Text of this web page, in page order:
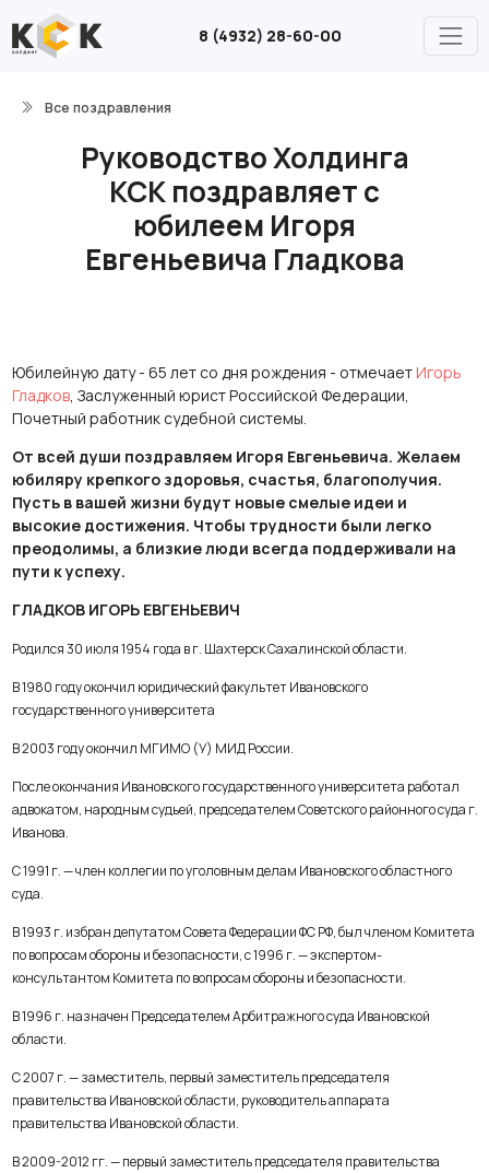
8 (4932) 28-60-00
Все поздравления
Руководство Холдинга
КСК поздравляет с
юбилеем Игоря
Евгеньевича Гладкова
Юбилейную дату - 65 лет со дня рождения - отмечает Игорь
Гладков, Заслуженный юрист Российской Федерации,
Почетный работник судебной системы.
От всей души поздравляем Игоря Евгеньевича. Желаем
юбиляру крепкого здоровья, счастья, благополучия.
Пусть в вашей жизни будут новые смелые идеи и
высокие достижения. Чтобы трудности были легко
преодолимы, а близкие люди всегда поддерживали на
пути к успеху.
ГЛАДКОВ ИГОРЬ ЕВГЕНЬЕВИЧ
Родился 30 июля 1954 года в г. Шахтерск Сахалинской области.
В 1980 году окончил юридический факультет Ивановского
государственного университета
В 2003 году окончил МГИМО (У) МИД России.
После окончания Ивановского государственного университета работал
адвокатом, народным судьей, председателем Советского районного суда г.
Иванова.
С 1991 г. — член коллегии по уголовным делам Ивановского областного
суда.
В 1993 г. избран депутатом Совета Федерации ФС РФ, был членом Комитета
по вопросам обороны и безопасности, с 1996 г. — экспертом-
консультантом Комитета по вопросам обороны и безопасности.
В 1996 г. назначен Председателем Арбитражного суда Ивановской
области.
С 2007 г. — заместитель, первый заместитель председателя
правительства Ивановской области, руководитель аппарата
правительства Ивановской области.
В 2009-2012 гг. — первый заместитель председателя правительства